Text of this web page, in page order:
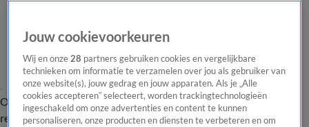
Overzicht Laatste nieuws Regionieuws Het beste van Hart
Tip de
redactie
Jouw cookievoorkeuren
Wij en onze28 partners gebruiken cookies en vergelijkbare
technieken om informatie te verzamelen over jou als gebruiker van
onze website(s), jouw gedrag en jouw apparaten. Als je „Alle
cookies accepteren” selecteert, worden trackingtechnologieën
ingeschakeld om onze advertenties en content te kunnen
personaliseren, onze producten en diensten te verbeteren en om